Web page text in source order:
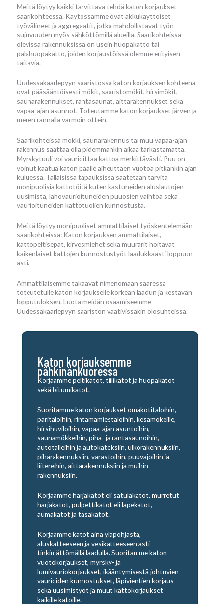
Meiltä löytyy kaikki tarvittava tehdä katon korjaukset
saarikohteessa. Käytössämme ovat akkukäyttöiset
työvälineet ja aggregaatit, jotka mahdollistavat työn
sujuvuuden myös sähköttömillä alueilla. Saarikohteissa
olevissa rakennuksissa on usein huopakatto tai
palahuopakatto, joiden korjaustöissä olemme erityisen
taitavia.
Uudessakaarlepyyn saaristossa katon korjauksen kohteena
ovat pääsääntöisesti mökit, saaristomökit, hirsimökit,
saunarakennukset, rantasaunat, aittarakennukset sekä
vapaa-ajan asunnot. Toteutamme katon korjaukset järven ja
meren rannalla varmoin ottein.
Saarikohteissa mökki, saunarakennus tai muu vapaa-ajan
rakennus saattaa olla pidemmänkin aikaa tarkastamatta.
Myrskytuuli voi vaurioittaa kattoa merkittävästi. Puu on
voinut kaatua katon päälle aiheuttaen vuotoa pitkänkin ajan
kuluessa. Tällaisissa tapauksissa saatetaan tarvita
monipuolisia kattotöitä kuten kastuneiden aluslautojen
uusimista, lahovaurioituneiden puuosien vaihtoa sekä
vaurioituneiden kattotuolien kunnostusta.
Meiltä löytyy monipuoliset ammattilaiset työskentelemään
saarikohteissa: Katon korjauksen ammattilaiset,
kattopeltisepät, kirvesmiehet sekä muurarit hoitavat
kaikenlaiset kattojen kunnostustyöt laadukkaasti loppuun
asti.
Ammattilaisemme takaavat nimenomaan saaressa
toteutetulle katon korjaukselle korkean laadun ja kestävän
lopputuloksen. Luota meidän osaamiseemme
Uudessakaarlepyyn saariston vaativissakin olosuhteissa.
Katon korjauksemme
pähkinänkuoressa
Korjaamme peltikatot, tiilikatot ja huopakatot
sekä bitumikatot.
Suoritamme katon korjaukset omakotitaloihin,
paritaloihin, rintamamiestaloihin, kesämökeille,
hirsihuviloihin, vapaa-ajan asuntoihin,
saunamökkeihin, piha- ja rantasaunoihin,
autotalleihin ja autokatoksiin, ulkorakennuksiin,
piharakennuksiin, varastoihin, puuvajoihin ja
liitereihin, aittarakennuksiin ja muihin
rakennuksiin.
Korjaamme harjakatot eli satulakatot, murretut
harjakatot, pulpettikatot eli lapekatot,
aumakatot ja tasakatot.
Korjaamme katot aina yläpohjasta,
aluskatteeseen ja vesikatteeseen asti
tinkimättömällä laadulla. Suoritamme katon
vuotokorjaukset, myrsky- ja
lumivauriokorjaukset, ikääntymisestä johtuvien
vaurioiden kunnostukset, läpivientien korjaus
sekä uusimistyöt ja muut kattokorjaukset
kaikille katoille.